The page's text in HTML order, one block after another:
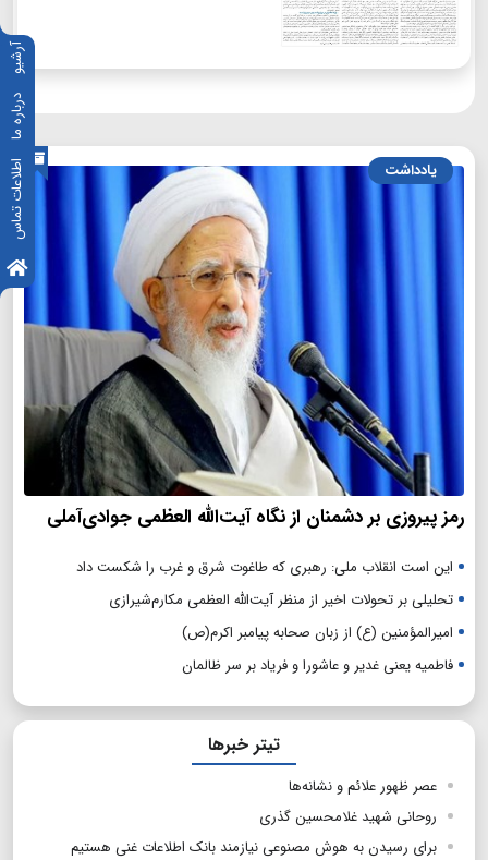
آرشیو
درباره ما
اطلاعات تماس یادداشت
رمز پیروزی بر دشمنان از نگاه آیت‌الله العظمی جوادی‌آملی
این است انقلاب ملی: رهبری که طاغوت شرق و غرب را شکست داد
تحلیلی بر تحولات اخیر از منظر آیت‌الله العظمی مکارم‌شیرازی
امیرالمؤمنین (ع) از زبان صحابه پیامبر اکرم(ص)
فاطمیه یعنی غدیر و عاشورا و فریاد بر سر ظالمان
تیتر خبرها
عصر ظهور علائم و نشانه‌ها
روحانی شهید غلامحسین گذری
برای رسیدن به هوش مصنوعی نیازمند بانک اطلاعات غنی‌ هستیم